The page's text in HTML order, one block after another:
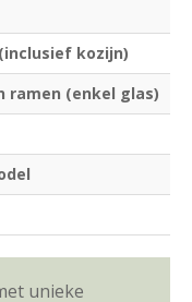
kozijn)
ramen (enkel glas)
unieke